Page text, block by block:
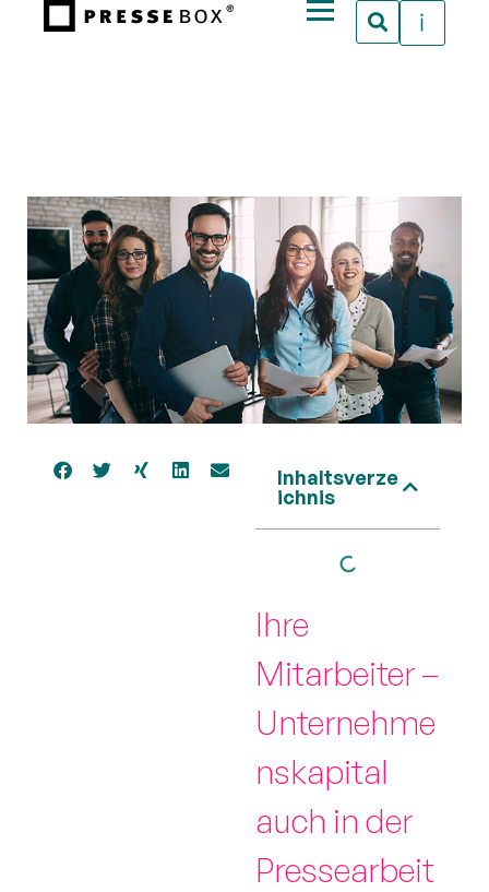
Inhaltsverze
ichnis
Ihre
Mitarbeiter –
Unternehme
nskapital
auch in der
Pressearbeit